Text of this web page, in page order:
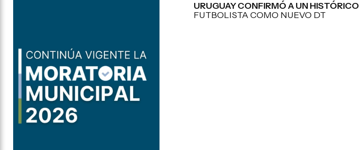
URUGUAY CONFIRMÓ A UN HISTÓRICO
FUTBOLISTA COMO NUEVO DT